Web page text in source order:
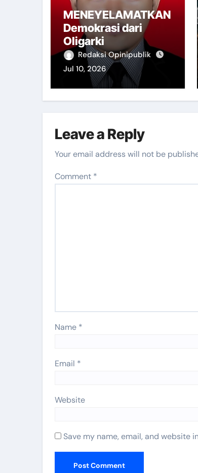
MENEYELAMATKAN
Demokrasi dari
Oligarki
Redaksi Opinipublik
Jul 10, 2026
Leave a Reply
Your email address will not be
Comment *
Name *
Email *
Website
Save my name, email, and website